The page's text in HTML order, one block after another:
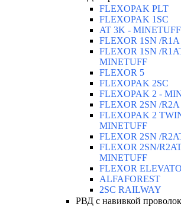
FLEXOPAK PLT
FLEXOPAK 1SС
AT 3K - MINETUFF
FLEXOR 1SN /R1A
FLEXOR 1SN /
MINETUFF
FLEXOR 5
FLEXOPAK 2SС
FLEXOPAK 2 -
FLEXOR 2SN /R2A
FLEXOPAK 2
MINETUFF
FLEXOR 2SN /
FLEXOR 2SN/
MINETUFF
FLEXOR
ALFAFOREST
2SC RAILWAY
РВД с навивкой